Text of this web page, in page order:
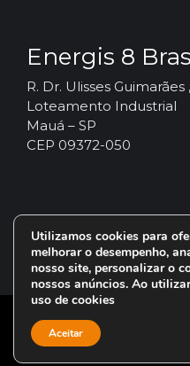
Energis 8
R. Dr. Ulisses Guimarães
Loteamento Industrial
Mauá – SP
CEP 09372-050
© 2024 – Vorax
Uma marca do
Utilizamos cookies para
melhorar o desempenho,
nosso site, personalizar o
nossos anúncios. Ao
uso de cookies
Aceitar